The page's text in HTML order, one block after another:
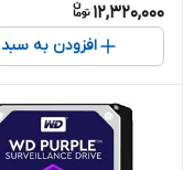
12,320,000
افزودن به سبد